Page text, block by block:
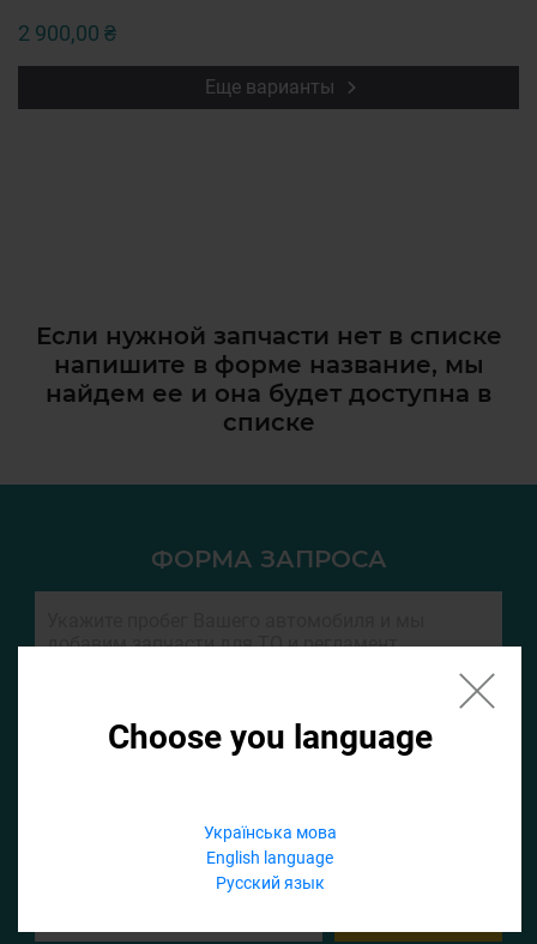
Choose you language
Українська мова
English language
Русский язык
2 900,00 ₴
Еще варианты
Если нужной запчасти нет в списке
напишите в форме название, мы
найдем ее и она будет доступна в
списке
ФОРМА ЗАПРОСА